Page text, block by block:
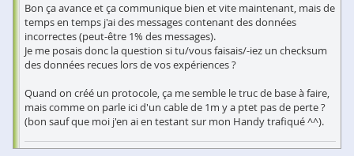
Bon ça avance et ça communique bien et vite maintenant, mais de
temps en temps j'ai des messages contenant des données
incorrectes (peut-être 1% des messages).
Je me posais donc la question si tu/vous faisais/-iez un checksum
des données recues lors de vos expériences ?
Quand on créé un protocole, ça me semble le truc de base à faire,
mais comme on parle ici d'un cable de 1m y a ptet pas de perte ?
(bon sauf que moi j'en ai en testant sur mon Handy trafiqué ^^).